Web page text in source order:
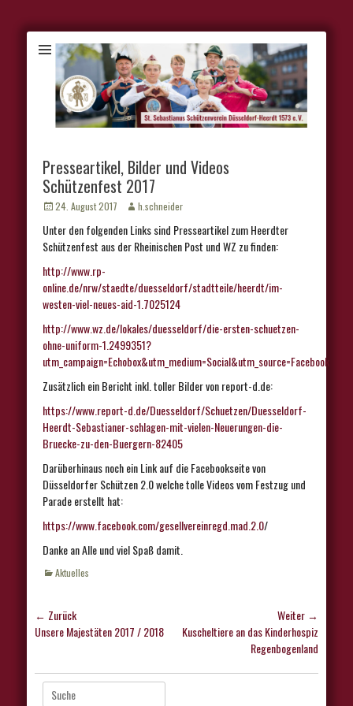
Presseartikel, Bilder und Videos
Schützenfest 2017
Veröffentlicht
24. August 2017 Autorh.schneider
Unter den folgenden Links sind Presseartikel zum Heerdter
Schützenfest aus der Rheinischen Post und WZ zu finden:
http://www.rp-
online.de/nrw/staedte/duesseldorf/stadtteile/heerdt/im-
westen-viel-neues-aid-1.7025124
http://www.wz.de/lokales/duesseldorf/die-ersten-schuetzen-
ohne-uniform-1.2499351?
utm_campaign=Echobox&utm_medium=Social&utm_source=Facebook
Zusätzlich ein Bericht inkl. toller Bilder von report-d.de:
https://www.report-d.de/Duesseldorf/Schuetzen/Duesseldorf-
Heerdt-Sebastianer-schlagen-mit-vielen-Neuerungen-die-
Bruecke-zu-den-Buergern-82405
Darüberhinaus noch ein Link auf die Facebookseite von
Düsseldorfer Schützen 2.0 welche tolle Videos vom Festzug und
Parade erstellt hat:
https://www.facebook.com/gesellvereinregd.mad.2.0/
Danke an Alle und viel Spaß damit.
Kategorien
Aktuelles
Beitragsnavigation
← Zurück
Vorhergehender
Unsere Majestäten 2017 / 2018
Weiter →
Nächster
Kuscheltiere an das Kinderhospiz
Regenbogenland
Suche